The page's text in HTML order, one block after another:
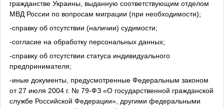
гражданстве Украины, выданную соответствующим отделом
МВД России по вопросам миграции (при необходимости);
-справку об отсутствии (наличии) судимости;
-согласие на обработку персональных данных;
-справку об отсутствии статуса индивидуального
предпринимателя;
-иные документы, предусмотренные Федеральным законом
от 27 июля 2004 г. № 79-ФЗ «О государственной гражданской
службе Российской Федерации», другими федеральными